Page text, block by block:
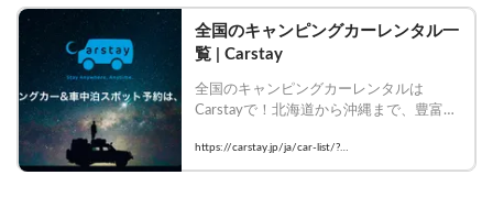
全国のキャンピングカーレンタル一
覧 | Carstay
全国のキャンピングカーレンタルは
Carstayで！北海道から沖縄まで、豊富な
て今すぐ予約！
https://carstay.jp/ja/car-list/?
airConditioner=true&carAC=true